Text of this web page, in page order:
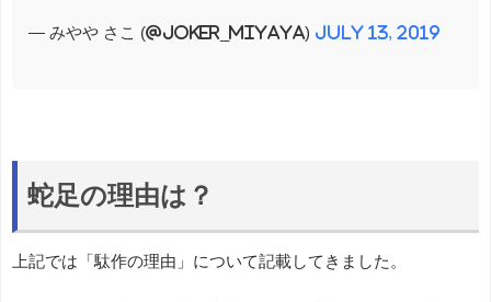
— みやや さこ (@Joker_miyaya) July 13, 2019
蛇足の理由は？
上記では「駄作の理由」について記載してきました。